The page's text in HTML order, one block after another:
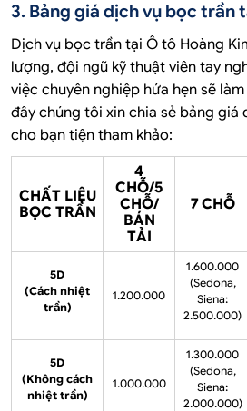
3. Bảng giá dịch vụ bọc trần
Dịch vụ bọc trần tại Ô tô Hoàng
lượng, đội ngũ kỹ thuật viên tay
việc chuyên nghiệp hứa hẹn sẽ
đây chúng tôi xin chia sẻ bảng giá
cho bạn tiện tham khảo:
CHẤT LIỆU
BỌC TRẦN
4
CHỖ/5
CHỖ/
BÁN
TẢI
7 CHỖ
5D
(Cách nhiệt
trần)
1.200.000
1.600.000
(Sedona,
Siena:
2.500.000)
5D
(Không cách
nhiệt trần)
1.000.000
1.300.000
(Sedona,
Siena:
2.000.000)